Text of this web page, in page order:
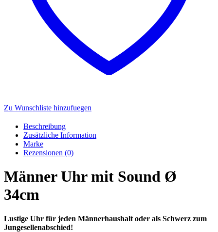
Zu Wunschliste hinzufuegen
Beschreibung
Zusätzliche Information
Marke
Rezensionen (0)
Männer Uhr mit Sound Ø
34cm
Lustige Uhr für jeden Männerhaushalt oder als Schwerz zum
Jungesellenabschied!